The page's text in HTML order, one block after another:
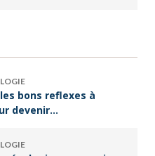
bons reflexes à
devenir